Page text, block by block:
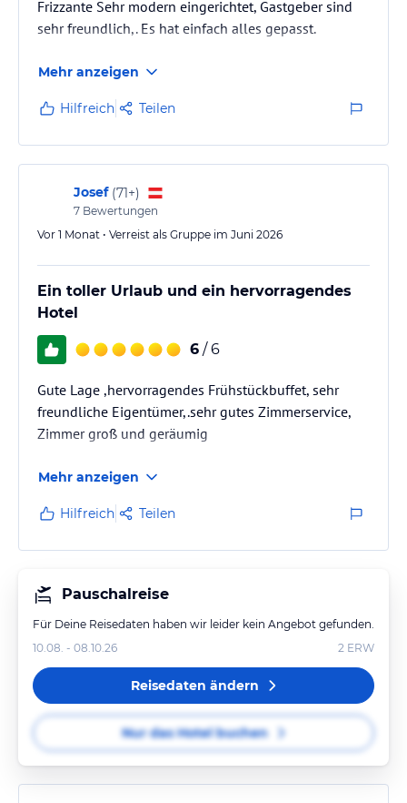
Frizzante Sehr modern eingerichtet, Gastgeber sind
sehr freundlich,. Es hat einfach alles gepasst.
Mehr anzeigen
Hilfreich Teilen
Josef (71+)
7 Bewertungen
Vor 1 Monat • Verreist als Gruppe im Juni 2026
Ein toller Urlaub und ein hervorragendes
Hotel
6 / 6
Gute Lage ,hervorragendes Frühstückbuffet, sehr
freundliche Eigentümer,.sehr gutes Zimmerservice,
Zimmer groß und geräumig
Mehr anzeigen
Hilfreich Teilen
Pauschalreise
Für Deine Reisedaten haben wir leider kein Angebot gefunden.
10.08. - 08.10.26
2 ERW
Reisedaten ändern
Nur das Hotel buchen